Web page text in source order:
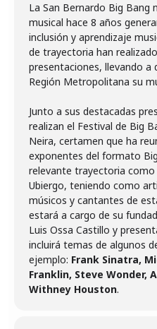
La San Bernardo Big Bang
musical hace 8 años
inclusión y aprendizaje
de trayectoria han
presentaciones, llevando a
Región Metropolitana su
Junto a sus destacadas
realizan el Festival de Big
Neira, certamen que ha
exponentes del formato
relevante trayectoria como
Ubiergo, teniendo como
músicos y cantantes de
estará a cargo de su
Luis Ossa Castillo y
incluirá temas de algunos
ejemplo: Frank Sinatra,
Franklin, Steve Wonder,
Withney Houston.